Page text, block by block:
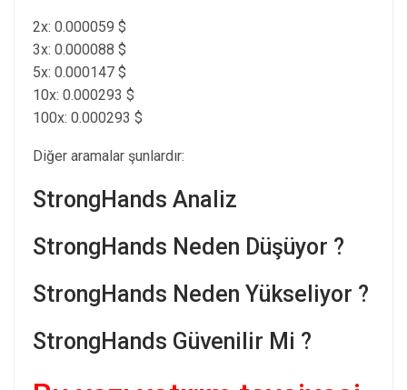
2x: 0.000059 $
3x: 0.000088 $
5x: 0.000147 $
10x: 0.000293 $
100x: 0.000293 $
Diğer aramalar şunlardır:
StrongHands Analiz
StrongHands Neden Düşüyor ?
StrongHands Neden Yükseliyor ?
StrongHands Güvenilir Mi ?